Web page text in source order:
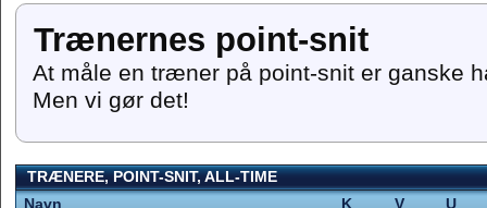
Trænernes point-snit
At måle en træner på point-snit er ganske
Men vi gør det!
TRÆNERE, POINT-SNIT, ALL-TIME
Navn
K V U